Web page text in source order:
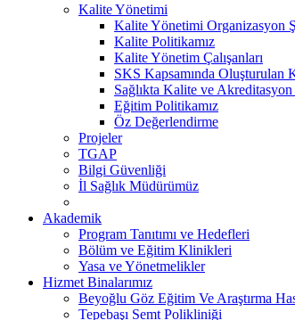
Kalite Yönetimi
Kalite Yönetimi Organizasyon
Kalite Politikamız
Kalite Yönetim Çalışanları
SKS Kapsamında Oluşturulan
Sağlıkta Kalite ve Akreditasyon
Eğitim Politikamız
Öz Değerlendirme
Projeler
TGAP
Bilgi Güvenliği
İl Sağlık Müdürümüz
Akademik
Program Tanıtımı ve Hedefleri
Bölüm ve Eğitim Klinikleri
Yasa ve Yönetmelikler
Hizmet Binalarımız
Beyoğlu Göz Eğitim Ve Araştırma
Tepebaşı Semt Polikliniği